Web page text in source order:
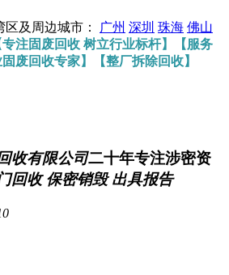
区及周边城市： 广州 深圳 珠海 佛山
专注固废回收 树立行业标杆】【服务
废回收专家】【整厂拆除回收】
收有限公司二十年专注涉密资
回收 保密销毁 出具报告